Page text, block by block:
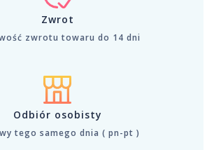
Zwrot
zwrotu towaru do 14 dni
Odbiór osobisty
tego samego dnia ( pn-pt )